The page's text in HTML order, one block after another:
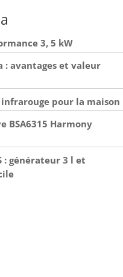
3, 5 kW
: avantages et valeur
pour la maison
BSA6315 Harmony
: générateur 3 l et